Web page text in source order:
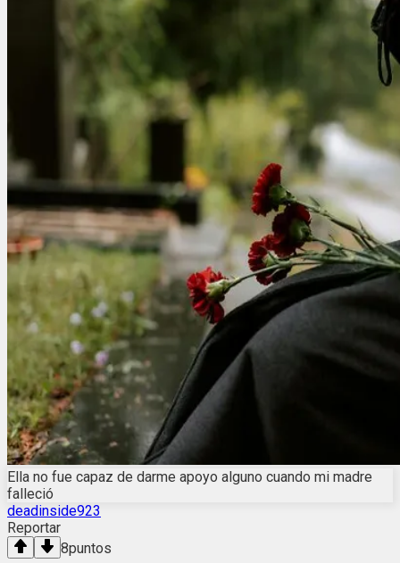
Ella no fue capaz de darme apoyo alguno cuando mi madre
falleció
deadinside923
Reportar
8puntos